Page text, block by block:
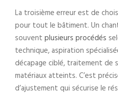
La troisième erreur est de
pour tout le bâtiment. Un
souvent plusieurs procédés
technique, aspiration
décapage ciblé, traitement de
matériaux atteints. C’est
d’ajustement qui sécurise le